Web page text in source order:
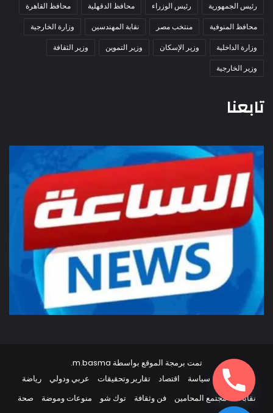
رئيس الجمهورية
رئيس الوزراء محافظ الدقهلية
محافظ القاهرة
محافظ المنوفية
منتخب مصر نقابة المهندسين
وزارة الخارجية
وزارة الداخلية
وزير الإسكان وزير التموين
وزير الثقافة
وزير الخارجية
تابعنا
تمت برمجة الموقع بواسطة m.basma
.
أخبار مصر
سياسة اقتصاد تقارير وتحقيقات عربي ودولي
رياضة
نقابات
مجتمع المحامين فن وثقافة توك شو منوعات وموضة
صحة